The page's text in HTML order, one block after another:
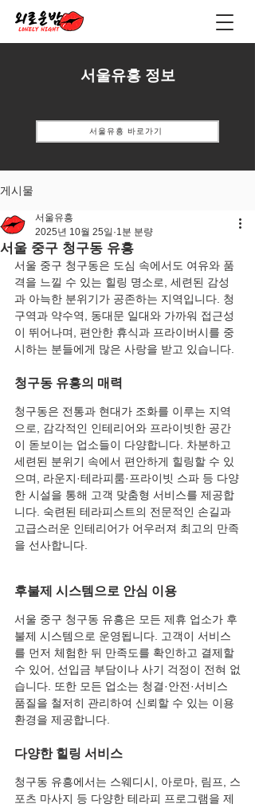
서울유흥 정보
서울유흥 바로가기
게시물
서울 중구 청구동 유흥
서울유흥
2025년 10월 25일 1분 분량
서울 중구 청구동은 도심 속에서도 여유와 품
격을 느낄 수 있는 힐링 명소로, 세련된 감성
과 아늑한 분위기가 공존하는 지역입니다. 청
구역과 약수역, 동대문 일대와 가까워 접근성
이 뛰어나며, 편안한 휴식과 프라이버시를 중
시하는 분들에게 많은 사랑을 받고 있습니다.
청구동 유흥의 매력
청구동은 전통과 현대가 조화를 이루는 지역
으로, 감각적인 인테리어와 프라이빗한 공간
이 돋보이는 업소들이 다양합니다. 차분하고
세련된 분위기 속에서 편안하게 힐링할 수 있
으며, 라운지·테라피룸·프라이빗 스파 등 다양
한 시설을 통해 고객 맞춤형 서비스를 제공합
니다. 숙련된 테라피스트의 전문적인 손길과
고급스러운 인테리어가 어우러져 최고의 만족
을 선사합니다.
후불제 시스템으로 안심 이용
서울 중구 청구동 유흥은 모든 제휴 업소가 후
불제 시스템으로 운영됩니다. 고객이 서비스
를 먼저 체험한 뒤 만족도를 확인하고 결제할
수 있어, 선입금 부담이나 사기 걱정이 전혀 없
습니다. 또한 모든 업소는 청결·안전·서비스
품질을 철저히 관리하여 신뢰할 수 있는 이용
환경을 제공합니다.
다양한 힐링 서비스
청구동 유흥에서는 스웨디시, 아로마, 림프, 스
포츠 마사지 등 다양한 테라피 프로그램을 제